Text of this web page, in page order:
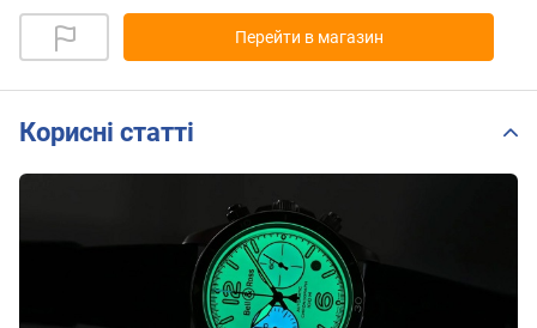
Перейти в магазин
Корисні статті